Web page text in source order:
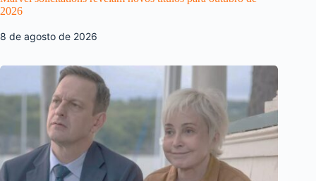
2026
8 de agosto de 2026